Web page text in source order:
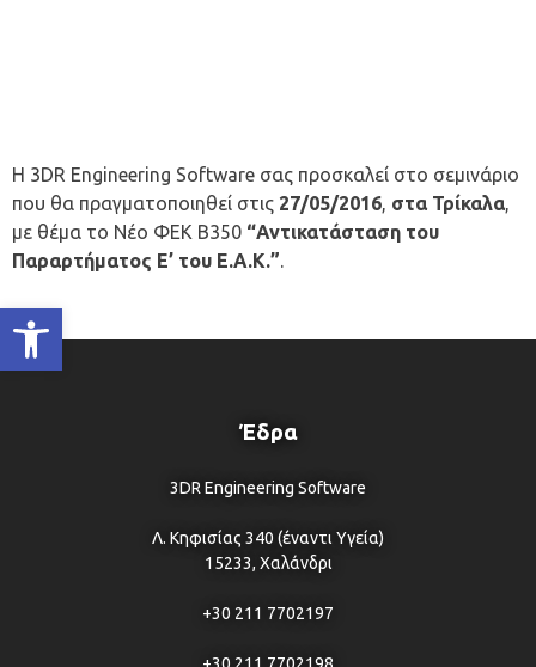
Ανοίξτε τη γραμμή εργαλείων
H 3DR Engineering Software σας προσκαλεί στο σεμινάριο
που θα πραγματοποιηθεί στις 27/05/2016, στα Τρίκαλα,
με θέμα το Νέο ΦΕΚ Β350 “Αντικατάσταση του
Παραρτήματος Ε’ του Ε.Α.Κ.”.
Έδρα
3DR Engineering Software
Λ. Κηφισίας 340 (έναντι Υγεία)
15233, Χαλάνδρι
+30 211 7702197